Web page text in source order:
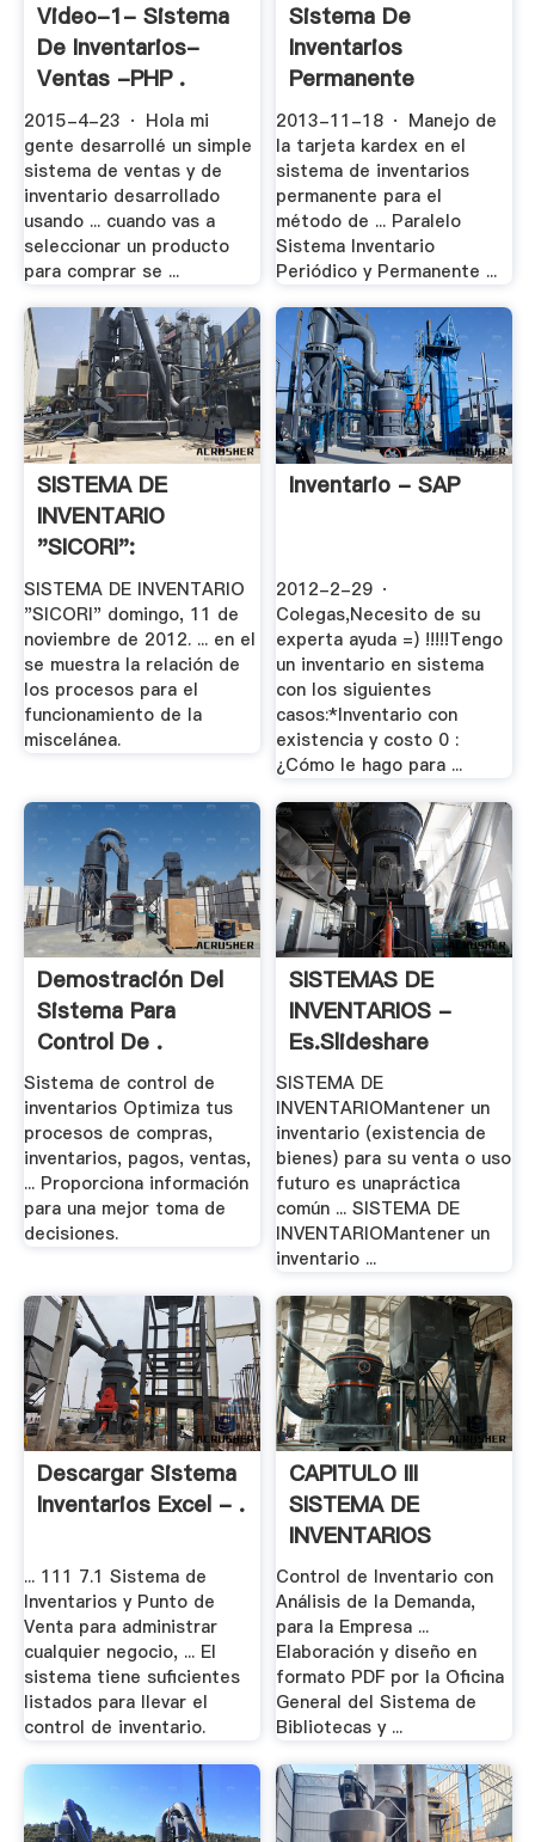
Video-1- Sistema
De Inventarios-
Ventas -PHP .
2015-4-23 · Hola mi
gente desarrollé un simple
sistema de ventas y de
inventario desarrollado
usando ... cuando vas a
seleccionar un producto
para comprar se ...
Sistema De
Inventarios
Permanente
Metodo .
2013-11-18 · Manejo de
la tarjeta kardex en el
sistema de inventarios
permanente para el
método de ... Paralelo
Sistema Inventario
Periódico y Permanente ...
SISTEMA DE
INVENTARIO
"SICORI":
Diagramas De .
SISTEMA DE INVENTARIO
"SICORI" domingo, 11 de
noviembre de 2012. ... en el
se muestra la relación de
los procesos para el
funcionamiento de la
miscelánea.
Inventario - SAP
2012-2-29 ·
Colegas,Necesito de su
experta ayuda =) !!!!!Tengo
un inventario en sistema
con los siguientes
casos:*Inventario con
existencia y costo 0 :
¿Cómo le hago para ...
Demostración Del
Sistema Para
Control De .
Sistema de control de
inventarios Optimiza tus
procesos de compras,
inventarios, pagos, ventas,
... Proporciona información
para una mejor toma de
decisiones.
SISTEMAS DE
INVENTARIOS -
Es.slideshare
SISTEMA DE
INVENTARIOMantener un
inventario (existencia de
bienes) para su venta o uso
futuro es unapráctica
común ... SISTEMA DE
INVENTARIOMantener un
inventario ...
Descargar Sistema
Inventarios Excel - .
... 111 7.1 Sistema de
Inventarios y Punto de
Venta para administrar
cualquier negocio, ... El
sistema tiene suficientes
listados para llevar el
control de inventario.
CAPITULO III
SISTEMA DE
INVENTARIOS
Control de Inventario con
Análisis de la Demanda,
para la Empresa ...
Elaboración y diseño en
formato PDF por la Oficina
General del Sistema de
Bibliotecas y ...